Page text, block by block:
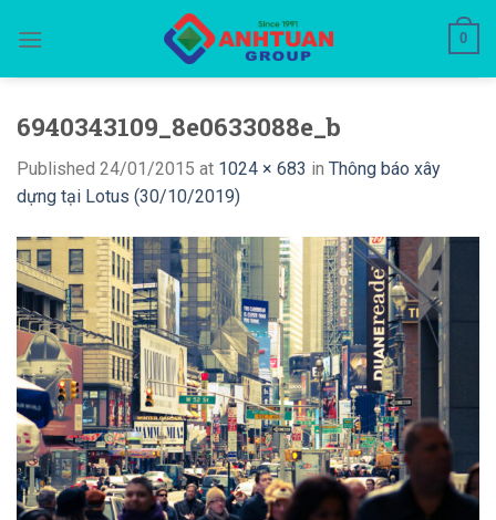
0
6940343109_8e0633088e_b
Published 24/01/2015 at 1024 × 683 in Thông báo xây
dựng tại Lotus (30/10/2019)